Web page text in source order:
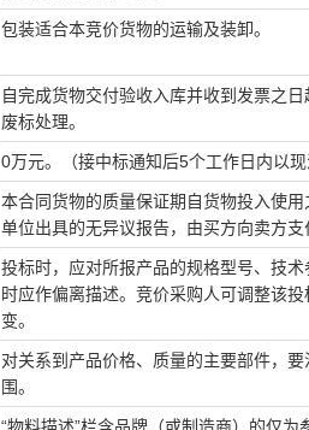
包装适合本竞价货物的运输及装卸。
自完成货物交付验收入库并收到发票之
废标处理。
0万元。（接中标通知后5个工作日内以
本合同货物的质量保证期自货物投入使
单位出具的无异议报告，由买方向卖方支
投标时，应对所报产品的规格型号、技
时应作偏离描述。竞价采购人可调整该
变。
对关系到产品价格、质量的主要部件，
围。